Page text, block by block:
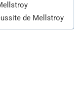
de Mellstroy